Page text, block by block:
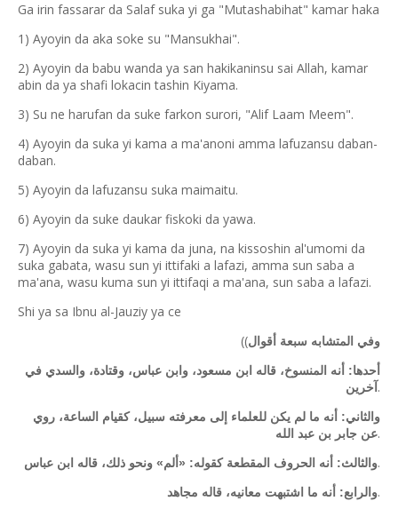
Ga irin fassarar da Salaf suka yi ga "Mutashabihat" kamar haka
1) Ayoyin da aka soke su "Mansukhai".
2) Ayoyin da babu wanda ya san hakikaninsu sai Allah, kamar
abin da ya shafi lokacin tashin Kiyama.
3) Su ne harufan da suke farkon surori, "Alif Laam Meem".
4) Ayoyin da suka yi kama a ma'anoni amma lafuzansu daban-
daban.
5) Ayoyin da lafuzansu suka maimaitu.
6) Ayoyin da suke daukar fiskoki da yawa.
7) Ayoyin da suka yi kama da juna, na kissoshin al'umomi da
suka gabata, wasu sun yi ittifaki a lafazi, amma sun saba a
ma'ana, wasu kuma sun yi ittifaqi a ma'ana, sun saba a lafazi.
Shi ya sa Ibnu al-Jauziy ya ce
((وفي المتشابه سبعة أقوال
أحدها: أنه المنسوخ، قاله ابن مسعود، وابن عباس، وقتادة، والسدي في
آخرين .
والثاني: أنه ما لم يكن للعلماء إلى معرفته سبيل، كقيام الساعة، روي
عن جابر بن عبد الله.
والثالث: أنه الحروف المقطعة كقوله: «ألم» ونحو ذلك، قاله ابن عباس.
والرابع: أنه ما اشتبهت معانيه، قاله مجاهد.